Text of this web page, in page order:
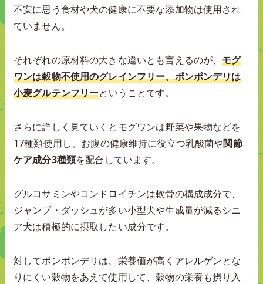
不安に思う食材や犬の健康に不要な添加物は使用され
ていません。
それぞれの原材料の大きな違いとも言えるのが、モグ
ワンは穀物不使用のグレインフリー、ポンポンデリは
小麦グルテンフリーということです。
さらに詳しく見ていくとモグワンは野菜や果物などを
17種類使用し、お腹の健康維持に役立つ乳酸菌や関節
ケア成分3種類を配合しています。
グルコサミンやコンドロイチンは軟骨の構成成分で、
ジャンプ・ダッシュが多い小型犬や生成量が減るシニ
ア犬は積極的に摂取したい成分です。
対してポンポンデリは、栄養価が高くアレルゲンとな
りにくい穀物をあえて使用して、穀物の栄養も摂り入